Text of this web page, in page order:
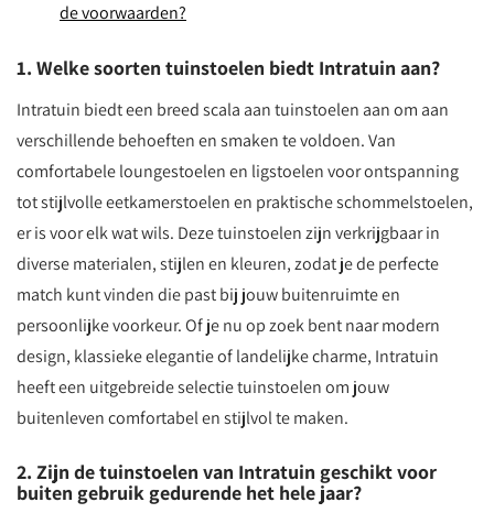
de voorwaarden?
1. Welke soorten tuinstoelen biedt Intratuin aan?
Intratuin biedt een breed scala aan tuinstoelen aan om aan
verschillende behoeften en smaken te voldoen. Van
comfortabele loungestoelen en ligstoelen voor ontspanning
tot stijlvolle eetkamerstoelen en praktische schommelstoelen,
er is voor elk wat wils. Deze tuinstoelen zijn verkrijgbaar in
diverse materialen, stijlen en kleuren, zodat je de perfecte
match kunt vinden die past bij jouw buitenruimte en
persoonlijke voorkeur. Of je nu op zoek bent naar modern
design, klassieke elegantie of landelijke charme, Intratuin
heeft een uitgebreide selectie tuinstoelen om jouw
buitenleven comfortabel en stijlvol te maken.
2. Zijn de tuinstoelen van Intratuin geschikt voor
buiten gebruik gedurende het hele jaar?